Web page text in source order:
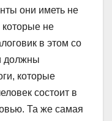
они иметь не
не
в этом со
должны
которые
состоит в
Та же самая